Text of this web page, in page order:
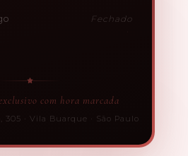
Fechado
com hora marcada
305 · Vila Buarque · São Paulo